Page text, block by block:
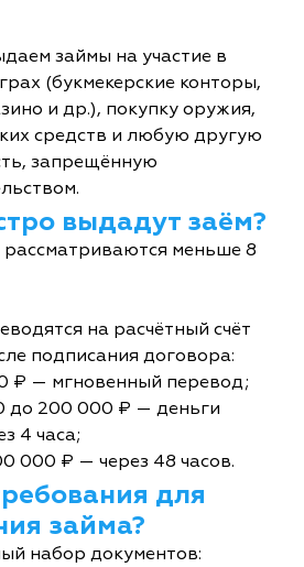
займы на участие в
(букмекерские конторы,
и др.), покупку оружия,
средств и любую другую
запрещённую
выдадут заём?
рассматриваются меньше 8
на расчётный счёт
подписания договора:
₽ — мгновенный перевод;
до 200 000 ₽ — деньги
4 часа;
000 ₽ — через 48 часов.
для
займа?
набор документов: